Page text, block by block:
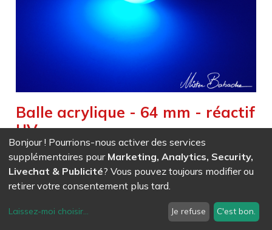
Balle acrylique - 64 mm - réactif
UV
Weight : 0,162kg
26,76CHF/ HT
EAN 7611847004262 - Ref ( 0426
Bonjour ! Pourrions-nous activer des services
supplémentaires pour Marketing, Analytics, Security,
Livechat & Publicité? Vous pouvez toujours modifier ou
retirer votre consentement plus tard.
Laissez-moi choisir... Je refuse C'est bon.